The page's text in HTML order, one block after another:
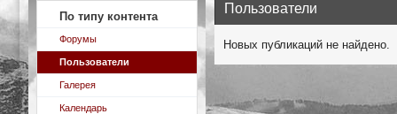
По типу контента
Форумы
Пользователи
Галерея
Календарь
Пользователи
Новых публикаций не найдено.